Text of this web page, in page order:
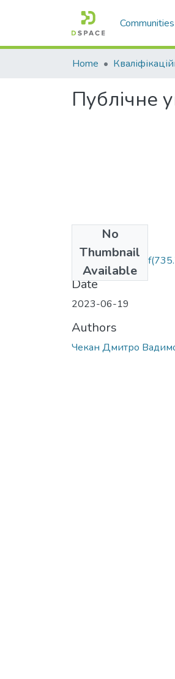
Home
Публічне
No
Thumbnail
Available
БР.281.Чекан.pdf
Date
2023-06-19
Authors
Чекан Дмитро